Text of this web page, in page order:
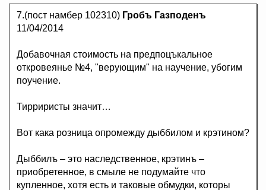
7.(пост намбер 102310) Гробъ Газподенъ
11/04/2014
Добавочная стоимость на предпоцъкальное
откровеянье №4, "верующим" на научение, убогим
поучение.
Тирриристы значит…
Вот кака розница опромежду дыббилом и крэтином?
Дыббилъ – это наследственное, крэтинъ –
приобретенное, в смыле не подумайте что
купленное, хотя есть и таковые обмудки, которы